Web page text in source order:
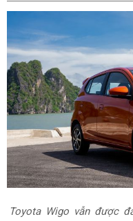
Toyota Wigo vẫn được